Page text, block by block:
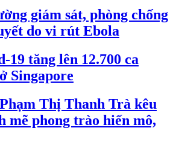
giám sát, phòng chống
do vi rút Ebola
19 tăng lên 12.700 ca
Singapore
Thị Thanh Trà kêu
mẽ phong trào hiến mô,